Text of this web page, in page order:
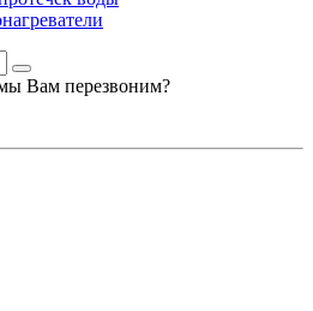
Вам перезвоним?